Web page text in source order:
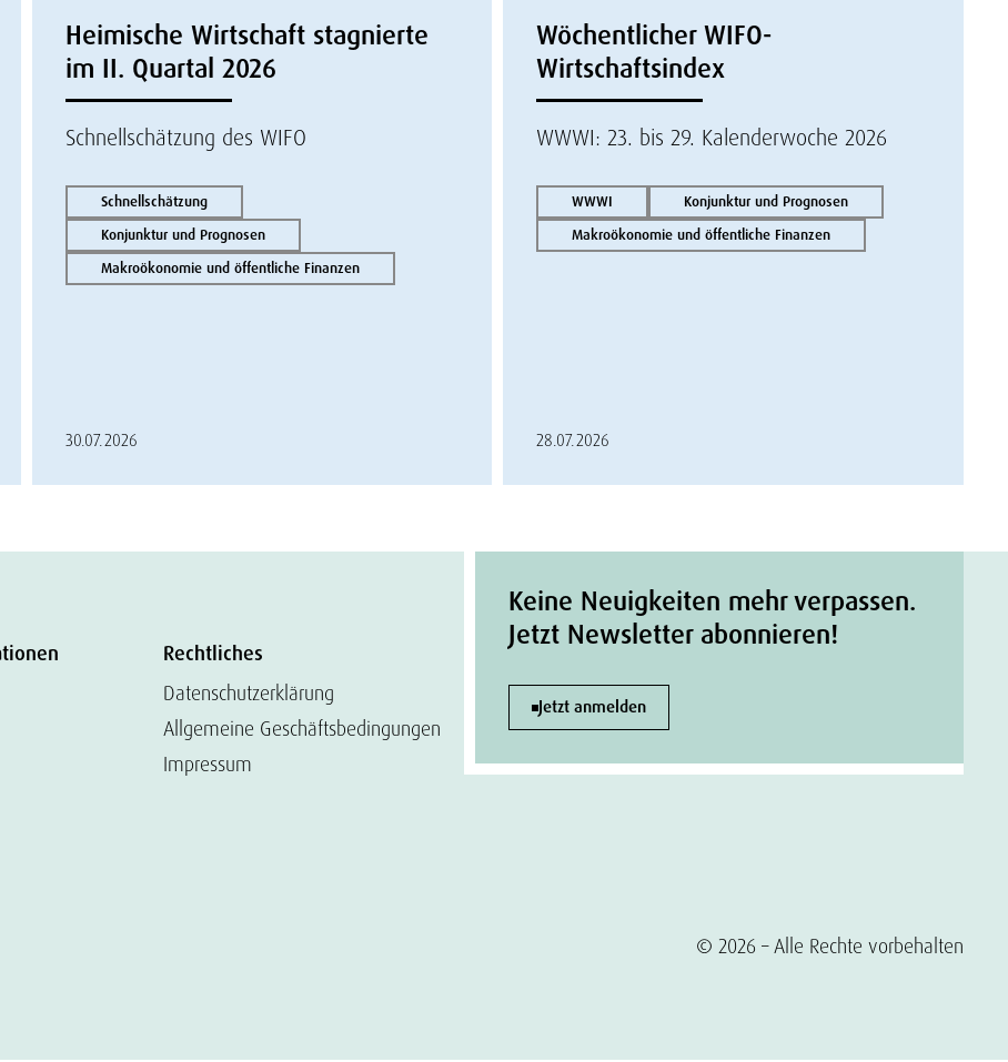
Heimische Wirtschaft stagnierte
im II. Quartal 2026
Schnellschätzung des WIFO
Schnellschätzung
Konjunktur und Prognosen
Makroökonomie und öffentliche Finanzen
30.07.2026
Wöchentlicher WIFO-
Wirtschaftsindex
WWWI: 23. bis 29. Kalenderwoche 2026
WWWI
Konjunktur und Prognosen
Makroökonomie und öffentliche Finanzen
28.07.2026
Rechtliches
Datenschutzerklärung
Allgemeine Geschäftsbedingungen
Impressum
Keine Neuigkeiten mehr verpassen.
Jetzt Newsletter abonnieren!
Jetzt anmelden
© 2026 – Alle Rechte vorbehalten